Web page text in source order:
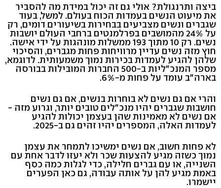
ביצה ותרנגולת? אולי גם זה יכול במידת מה להסביר
את מיעוט הנשים בעמדות הכוח בעולם. למשל, בעוד
שגברים ונשים מצביעים בבחירות בשיעורים דומים, רק
על 24% מהמושבים בפרלמנטים ברחבי העולם יושבות
נשים. רק 10 מתוך 193 ממשלות מונהגות על ידי אישה.
חוץ מזה נשים עדיין מרוויחות פחות מגברים, והסיכוי
שלהן להגיע לעמדות בכירות נמוך משמעותית. לדוגמא,
מספר המנכ"ליות ב-500 החברות המובילות בבורסה
בארה"ב עומד על פחות מ-6%.
והרי אם גם נשים לא בוחרות בנשים, אם גם נשים
חושבות שגברים יהיו מנכ"לים טובים יותר, וגרוע מזה -
אם נשים לא מאמינות שהן בעצמן יכולות להגיע
לעמדות האלה, המספרים יהיו זהים גם ב-2025.
לא פחות חשוב, אם נשים ימשיכו לתמחר את עצמן
נמוך כשזה מגיע להצעות שכר ולא יעזו לדבר אחת עם
השנייה, או עם גברים חלילה, כדי לגלות כמה כסף
באמת מגיע להן על אותה עבודה, גם כאן הפערים
יישמרו.